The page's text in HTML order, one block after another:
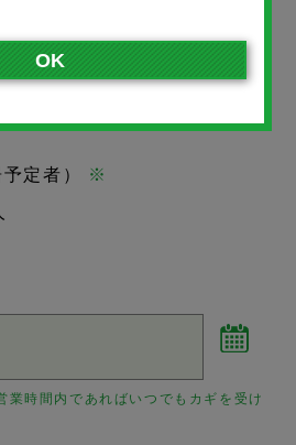
※
定者）
※
時間内であればいつでもカギを受け
OK